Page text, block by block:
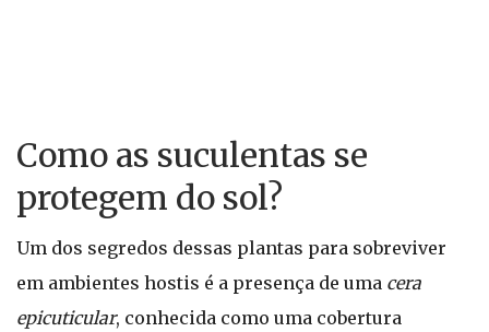
Como as suculentas se
protegem do sol?
Um dos segredos dessas plantas para sobreviver
em ambientes hostis é a presença de uma cera
epicuticular, conhecida como uma cobertura